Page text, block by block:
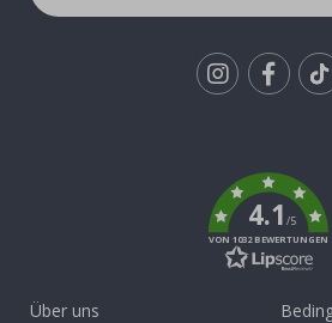
4.1/5
VON 1032 BEWERTUNGEN
Über uns